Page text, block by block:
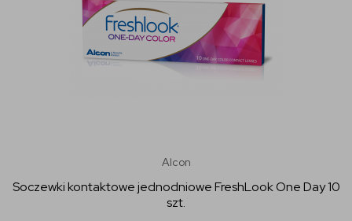
Alcon
Soczewki kontaktowe jednodniowe FreshLook One Day 10
szt.